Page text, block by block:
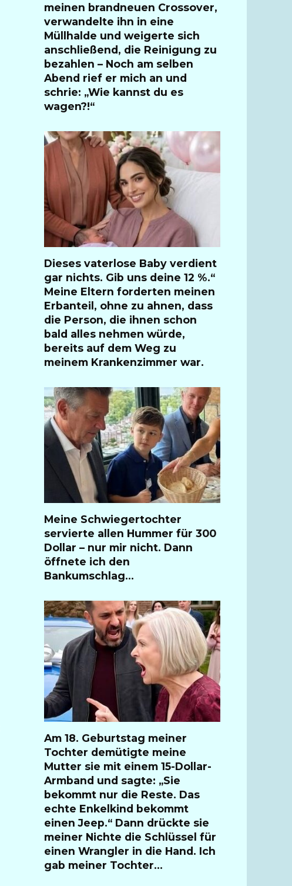
meinen brandneuen Crossover,
verwandelte ihn in eine
Müllhalde und weigerte sich
anschließend, die Reinigung zu
bezahlen – Noch am selben
Abend rief er mich an und
schrie: „Wie kannst du es
wagen?!“
Dieses vaterlose Baby verdient
gar nichts. Gib uns deine 12 %.“
Meine Eltern forderten meinen
Erbanteil, ohne zu ahnen, dass
die Person, die ihnen schon
bald alles nehmen würde,
bereits auf dem Weg zu
meinem Krankenzimmer war.
Meine Schwiegertochter
servierte allen Hummer für 300
Dollar – nur mir nicht. Dann
öffnete ich den
Bankumschlag…
Am 18. Geburtstag meiner
Tochter demütigte meine
Mutter sie mit einem 15-Dollar-
Armband und sagte: „Sie
bekommt nur die Reste. Das
echte Enkelkind bekommt
einen Jeep.“ Dann drückte sie
meiner Nichte die Schlüssel für
einen Wrangler in die Hand. Ich
gab meiner Tochter…